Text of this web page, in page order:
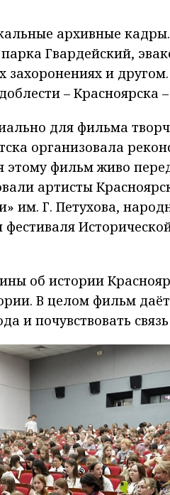
архивные кадры.
Гвардейский,
захоронениях и
– Красноярска
для фильма
организовала
этому фильм живо
артисты
им. Г. Петухова,
об истории
В целом фильм
и почувствовать